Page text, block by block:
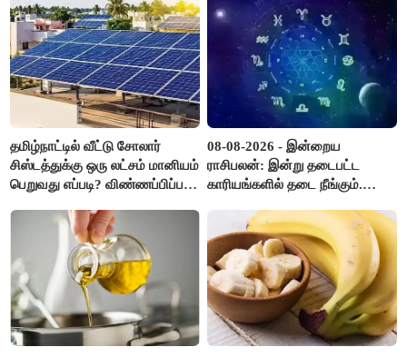
தமிழ்நாட்டில் வீட்டு சோலார்
சிஸ்டத்துக்கு ஒரு லட்சம் மானியம்
பெறுவது எப்படி? விண்ணப்பிப்பது
08-08-2026 - இன்றைய
ராசிபலன்: இன்று தடைபட்ட
காரியங்களில் தடை நீங்கும்.
இருக்கும். ஆன்மீக எண்ணம்
அதிகரிக்கும்..!